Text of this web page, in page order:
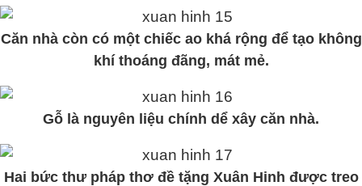
Căn nhà còn có một chiếc ao khá rộng để tạo không
khí thoáng đãng, mát mẻ.
Gỗ là nguyên liệu chính dể xây căn nhà.
Hai bức thư pháp thơ đề tặng Xuân Hinh được treo